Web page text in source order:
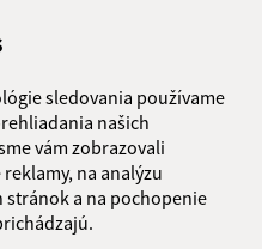
sledovania používame
našich
vám zobrazovali
na analýzu
stránok a na pochopenie
Víťaz
111